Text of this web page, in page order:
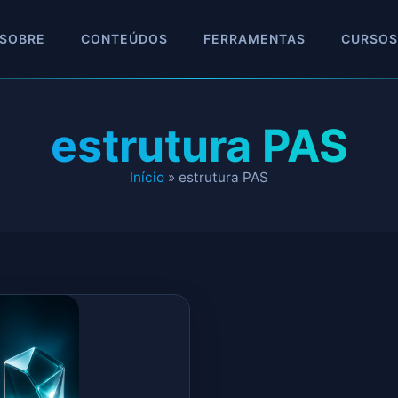
SOBRE CONTEÚDOS FERRAMENTAS CURSOS
estrutura PAS
Início » estrutura PAS